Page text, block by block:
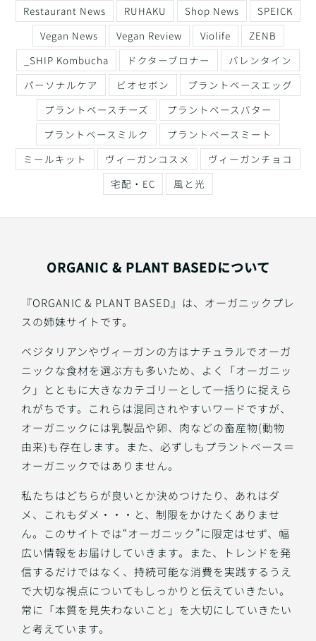
Restaurant News
RUHAKU Shop News
SPEICK
Vegan News
Vegan Review Violife
ZENB
_SHIP Kombucha
ドクターブロナー
バレンタイン
パーソナルケア
ビオセボン
プラントベースエッグ
プラントベースチーズ
プラントベースバター
プラントベースミルク
プラントベースミート
ミールキット
ヴィーガンコスメ
ヴィーガンチョコ
宅配・EC
風と光
ORGANIC & PLANT BASEDについて
『ORGANIC & PLANT BASED』は、オーガニックプレ
スの姉妹サイトです。
ベジタリアンやヴィーガンの方はナチュラルでオーガ
ニックな食材を選ぶ方も多いため、よく「オーガニッ
ク」とともに大きなカテゴリーとして一括りに捉えら
れがちです。これらは混同されやすいワードですが、
オーガニックには乳製品や卵、肉などの畜産物(動物
由来)も存在します。また、必ずしもプラントベース＝
オーガニックではありません。
私たちはどちらが良いとか決めつけたり、あれはダ
メ、これもダメ・・・と、制限をかけたくありませ
ん。このサイトでは“オーガニック”に限定はせず、幅
広い情報をお届けしていきます。また、トレンドを発
信するだけではなく、持続可能な消費を実践するうえ
で大切な視点についてもしっかりと伝えていきたい。
常に「本質を見失わないこと」を大切にしていきたい
と考えています。